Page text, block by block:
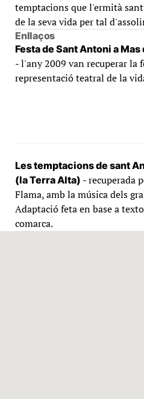
temptacions que l'ermità
de la seva vida per tal
Enllaços
Festa de Sant Antoni a
- l'any 2009 van recuperar
representació teatral de la
Les temptacions de sant
(la Terra Alta) - recuperada
Flama, amb la música dels
Adaptació feta en base a
comarca.